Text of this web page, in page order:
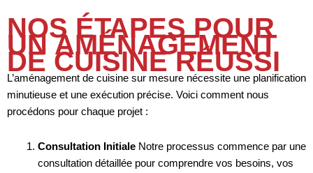
NOS ÉTAPES POUR
UN AMÉNAGEMENT
DE CUISINE RÉUSSI
L’aménagement de cuisine sur mesure nécessite une planification
minutieuse et une exécution précise. Voici comment nous
procédons pour chaque projet :
Consultation InitialeNotre processus commence par une
consultation détaillée pour comprendre vos besoins, vos